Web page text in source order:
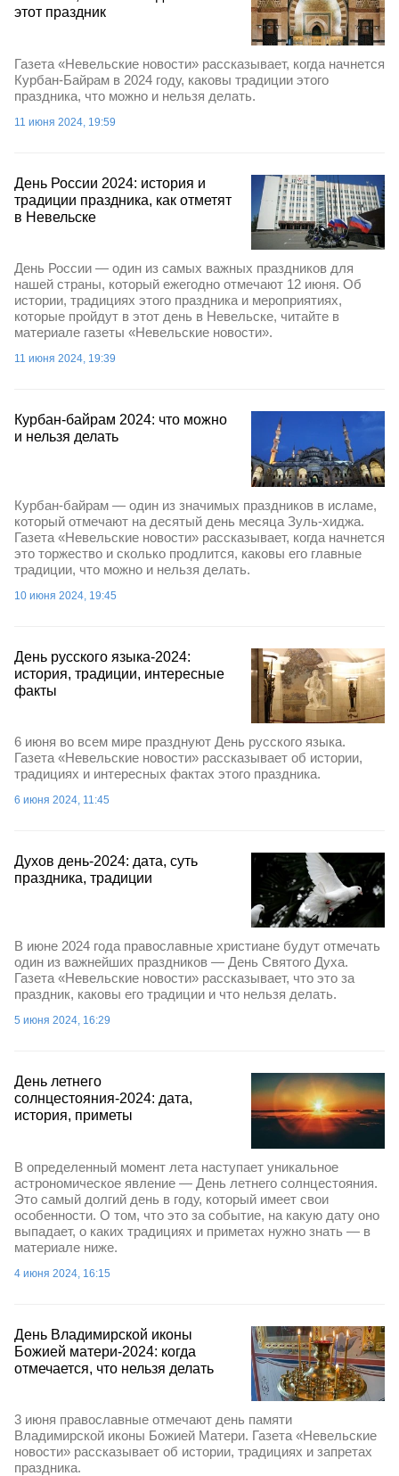
этот праздник
Газета «Невельские новости» рассказывает, когда начнется
Курбан-Байрам в 2024 году, каковы традиции этого
праздника, что можно и нельзя делать.
11 июня 2024, 19:59
День России 2024: история и
традиции праздника, как отметят
в Невельске
День России — один из самых важных праздников для
нашей страны, который ежегодно отмечают 12 июня. Об
истории, традициях этого праздника и мероприятиях,
которые пройдут в этот день в Невельске, читайте в
материале газеты «Невельские новости».
11 июня 2024, 19:39
Курбан-байрам 2024: что можно
и нельзя делать
Курбан-байрам — один из значимых праздников в исламе,
который отмечают на десятый день месяца Зуль-хиджа.
Газета «Невельские новости» рассказывает, когда начнется
это торжество и сколько продлится, каковы его главные
традиции, что можно и нельзя делать.
10 июня 2024, 19:45
День русского языка-2024:
история, традиции, интересные
факты
6 июня во всем мире празднуют День русского языка.
Газета «Невельские новости» рассказывает об истории,
традициях и интересных фактах этого праздника.
6 июня 2024, 11:45
Духов день-2024: дата, суть
праздника, традиции
В июне 2024 года православные христиане будут отмечать
один из важнейших праздников — День Святого Духа.
Газета «Невельские новости» рассказывает, что это за
праздник, каковы его традиции и что нельзя делать.
5 июня 2024, 16:29
День летнего
солнцестояния-2024: дата,
история, приметы
В определенный момент лета наступает уникальное
астрономическое явление — День летнего солнцестояния.
Это самый долгий день в году, который имеет свои
особенности. О том, что это за событие, на какую дату оно
выпадает, о каких традициях и приметах нужно знать — в
материале ниже.
4 июня 2024, 16:15
День Владимирской иконы
Божией матери-2024: когда
отмечается, что нельзя делать
3 июня православные отмечают день памяти
Владимирской иконы Божией Матери. Газета «Невельские
новости» рассказывает об истории, традициях и запретах
праздника.